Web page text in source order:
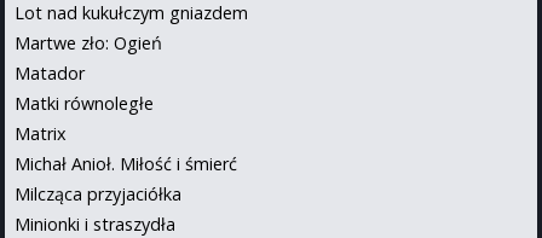
Lot nad kukułczym gniazdem
Martwe zło: Ogień
Matador
Matki równoległe
Matrix
Michał Anioł. Miłość i śmierć
Milcząca przyjaciółka
Minionki i straszydła